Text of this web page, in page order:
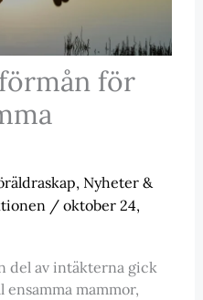
för
, Nyheter &
/ oktober 24,
del av intäkterna gick
mammor,